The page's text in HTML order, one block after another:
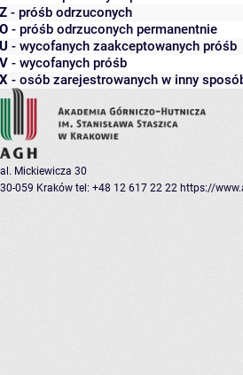
Z - próśb odrzuconych
O - próśb odrzuconych permanentnie
U - wycofanych zaakceptowanych próśb
V - wycofanych próśb
X - osób zarejestrowanych w inny
al. Mickiewicza 30
30-059 Kraków tel: +48 12 617 22 22 https://